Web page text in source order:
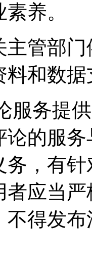
养。
主管部
料和数
服务提
论的服
务，有
者应当
不得发